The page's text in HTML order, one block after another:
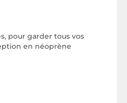
pour garder tous vos
en néoprène